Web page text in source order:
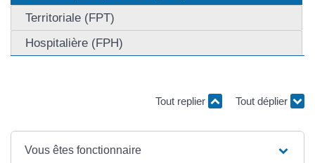
Territoriale (FPT)
Hospitalière (FPH)
Tout replier Tout déplier
Vous êtes fonctionnaire